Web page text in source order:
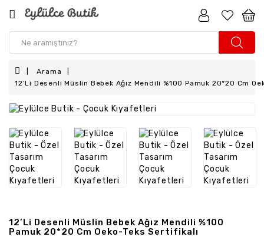
Erkek
Bebek
Erkek
Bebek
Aksesuar
-
Kız
Arama
12’li Desenli Müslin Bebek Ağız Mendili %100 Pamuk 20*20 Cm
12’li Desenli Müslin Bebek Ağız Mendili %100
Pamuk 20*20 Cm Oeko-Teks Sertifikalı